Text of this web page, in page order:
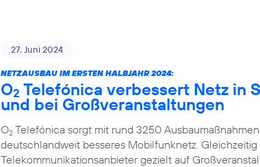
27. Juni 2024
NETZAUSBAU IM ERSTEN HALBJAHR 2024:
O2 Telefónica verbessert Netz in
und bei Großveranstaltungen
O2 Telefónica sorgt mit rund 3250
deutschlandweit besseres Mobilfunknetz.
Telekommunikationsanbieter gezielt auf